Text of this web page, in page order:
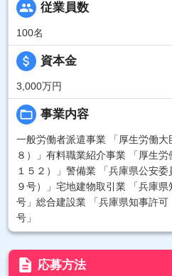
people 従業員数
100名
attach_money 資本金
3,000万円
folder_open 事業内容
一般労働者派遣事業 「厚生労働
８）」有料職業紹介事業 「厚生
１５２）」警備業 「兵庫県公安
９号）」宅地建物取引業 「兵庫
号」総合建設業 「兵庫県知事許
号」
description 応募方法